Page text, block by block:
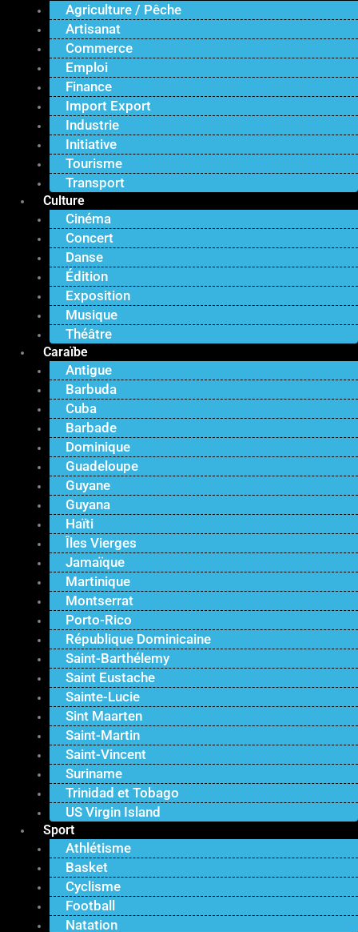
Agriculture / Pêche
Artisanat
Commerce
Emploi
Finance
Import Export
Industrie
Initiative
Tourisme
Transport
Culture
Cinéma
Concert
Danse
Édition
Exposition
Musique
Théâtre
Caraïbe
Antigue
Barbuda
Cuba
Barbade
Dominique
Guadeloupe
Guyane
Guyana
Haïti
Îles Vierges
Jamaïque
Martinique
Montserrat
Porto-Rico
République Dominicaine
Saint-Barthélemy
Saint Eustache
Sainte-Lucie
Sint Maarten
Saint-Martin
Saint-Vincent
Suriname
Trinidad et Tobago
US Virgin Island
Sport
Athlétisme
Basket
Cyclisme
Football
Natation